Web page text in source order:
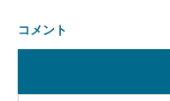
コメント